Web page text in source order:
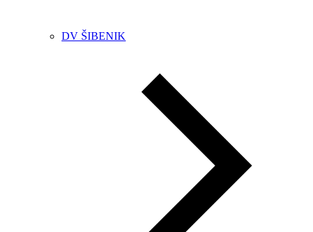
DV ŠIBENIK